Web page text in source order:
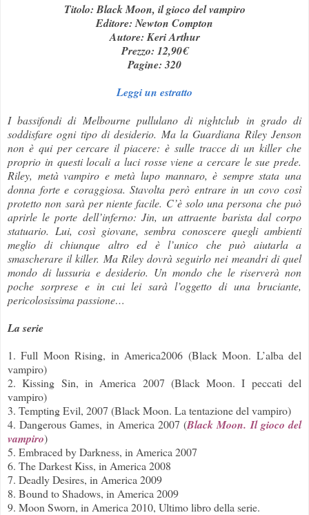
Titolo: Black Moon, il gioco del vampiro
Editore: Newton Compton
Autore: Keri Arthur
Prezzo: 12,90€
Pagine: 320
Leggi un estratto
I bassifondi di Melbourne pullulano di nightclub in grado di
soddisfare ogni tipo di desiderio. Ma la Guardiana Riley Jenson
non è qui per cercare il piacere: è sulle tracce di un killer che
proprio in questi locali a luci rosse viene a cercare le sue prede.
Riley, metà vampiro e metà lupo mannaro, è sempre stata una
donna forte e coraggiosa. Stavolta però entrare in un covo così
protetto non sarà per niente facile. C’è solo una persona che può
aprirle le porte dell’inferno: Jin, un attraente barista dal corpo
statuario. Lui, così giovane, sembra conoscere quegli ambienti
meglio di chiunque altro ed è l’unico che può aiutarla a
smascherare il killer. Ma Riley dovrà seguirlo nei meandri di quel
mondo di lussuria e desiderio. Un mondo che le riserverà non
poche sorprese e in cui lei sarà l’oggetto di una bruciante,
pericolosissima passione…
La serie
1. Full Moon Rising, in America2006 (Black Moon. L’alba del
vampiro)
2. Kissing Sin, in America 2007 (Black Moon. I peccati del
vampiro)
3. Tempting Evil, 2007 (Black Moon. La tentazione del vampiro)
4. Dangerous Games, in America 2007 (Black Moon. Il gioco del
vampiro)
5. Embraced by Darkness, in America 2007
6. The Darkest Kiss, in America 2008
7. Deadly Desires, in America 2009
8. Bound to Shadows, in America 2009
9. Moon Sworn, in America 2010, Ultimo libro della serie.